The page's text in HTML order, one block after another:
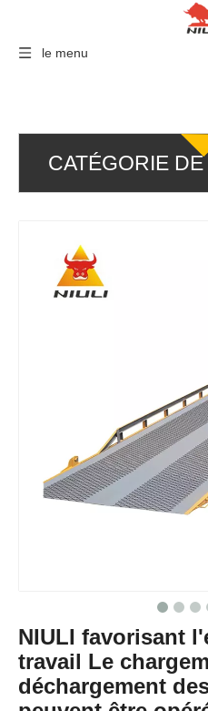
le menu
CATÉGORIE
NIULI favorisant
travail Le
déchargement